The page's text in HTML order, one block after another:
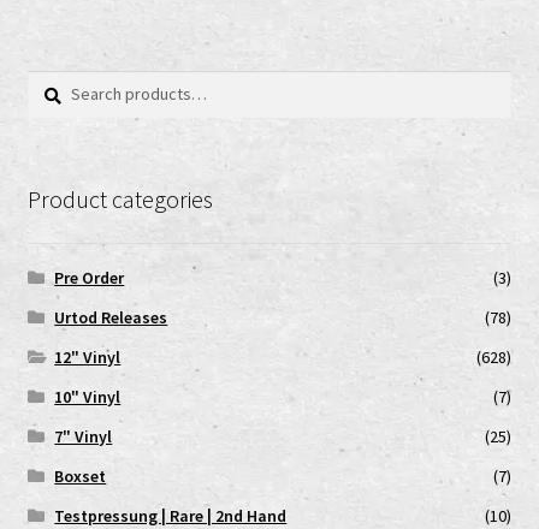
Search
Search
Product categories
Pre Order
(3)
Urtod Releases
(78)
12" Vinyl
(628)
10" Vinyl
(7)
7" Vinyl
(25)
Boxset
(7)
Testpressung | Rare | 2nd Hand
(10)